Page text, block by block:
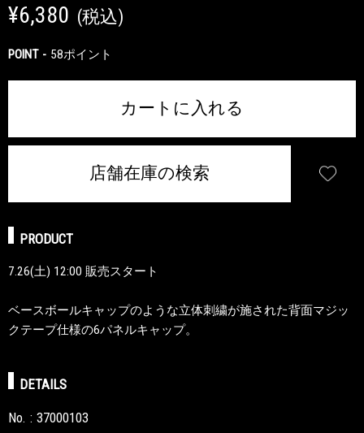
¥6,380 (税込)
POINT 58ポイント
カートに入れる
店舗在庫の検索
PRODUCT
7.26(土) 12:00 販売スタート
ベースボールキャップのような立体刺繍が施された背面マジッ
クテープ仕様の6パネルキャップ。
DETAILS
No.
37000103